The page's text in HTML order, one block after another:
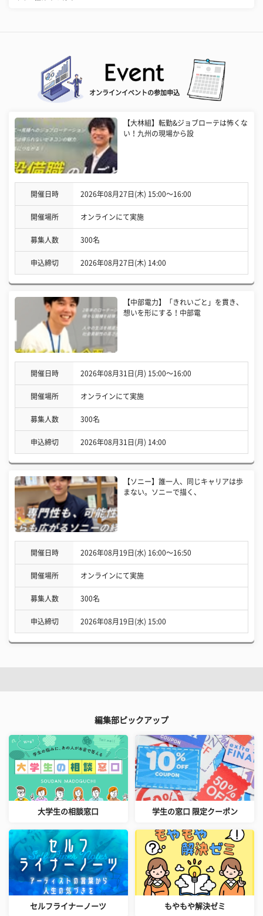
オンラインイベントの参加申込
【大林組】転勤&ジョブローテは怖くな
い！九州の現場から設
開催日時 2026年08月27日(木) 15:00〜16:00
開催場所 オンラインにて実施
募集人数 300名
申込締切 2026年08月27日(木) 14:00
【中部電力】「きれいごと」を貫き、
想いを形にする！中部電
開催日時 2026年08月31日(月) 15:00〜16:00
開催場所 オンラインにて実施
募集人数 300名
申込締切 2026年08月31日(月) 14:00
【ソニー】誰一人、同じキャリアは歩
まない。ソニーで描く、
開催日時 2026年08月19日(水) 16:00〜16:50
開催場所 オンラインにて実施
募集人数 300名
申込締切 2026年08月19日(水) 15:00
編集部ピックアップ
大学生の相談窓口 学生の窓口 限定クーポン
セルフライナーノーツ もやもや解決ゼミ